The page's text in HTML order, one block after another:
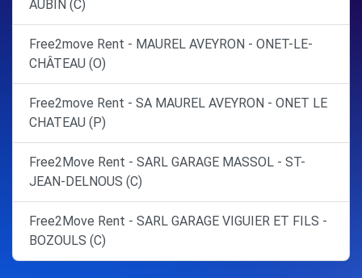
AUBIN (C)
Free2move Rent - MAUREL AVEYRON - ONET-LE-
CHÂTEAU (O)
Free2move Rent - SA MAUREL AVEYRON - ONET LE
CHATEAU (P)
Free2Move Rent - SARL GARAGE MASSOL - ST-
JEAN-DELNOUS (C)
Free2Move Rent - SARL GARAGE VIGUIER ET FILS -
BOZOULS (C)